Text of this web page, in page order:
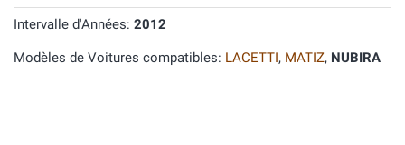
Intervalle d'Années: 2012
Modèles de Voitures compatibles: LACETTI, MATIZ, NUBIRA